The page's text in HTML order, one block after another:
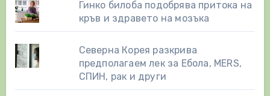
Гинко билоба подобрява притока на
кръв и здравето на мозъка
Северна Корея разкрива
предполагаем лек за Ебола, MERS,
СПИН, рак и други